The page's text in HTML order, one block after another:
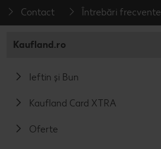
Contact Întrebări frecvente
Kaufland.ro
Ieftin și Bun
Kaufland Card XTRA
Oferte